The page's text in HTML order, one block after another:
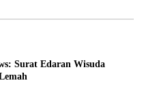
Surat Edaran Wisuda